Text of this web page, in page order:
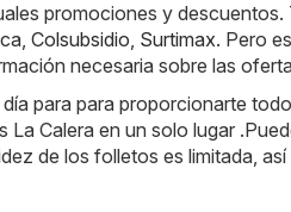
promociones y
, Colsubsidio, Surtimax. Pero
necesaria sobre las
para para proporcionarte
La Calera en un solo lugar
de los folletos es limitada,